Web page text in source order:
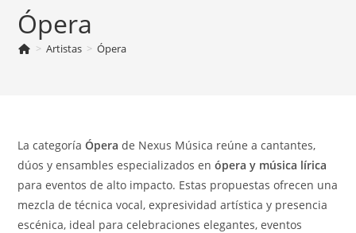
Ópera
> Artistas > Ópera
La categoríaÓpera de Nexus Música reúne a cantantes,
dúos y ensambles especializados enópera y música lírica
para eventos de alto impacto. Estas propuestas ofrecen una
mezcla de técnica vocal, expresividad artística y presencia
escénica, ideal para celebraciones elegantes, eventos